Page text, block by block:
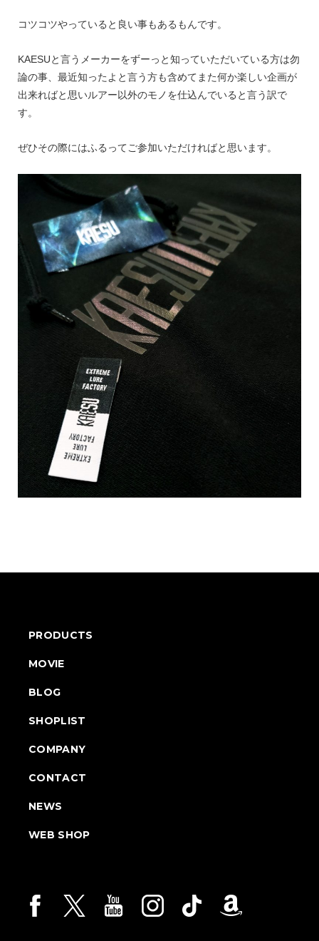
コツコツやっていると良い事もあるもんです。
KAESUと言うメーカーをずーっと知っていただいている方は勿
論の事、最近知ったよと言う方も含めてまた何か楽しい企画が
出来ればと思いルアー以外のモノを仕込んでいると言う訳で
す。
ぜひその際にはふるってご参加いただければと思います。
PRODUCTS
MOVIE
BLOG
SHOPLIST
COMPANY
CONTACT
NEWS
WEB SHOP